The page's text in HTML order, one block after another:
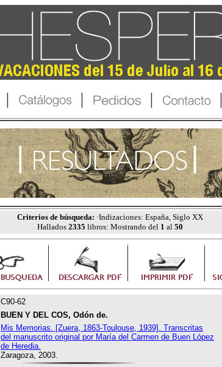
Criterios de búsqueda: ·Indizaciones: España, Siglo XX
Hallados 2335 libros: Mostrando del 1 al 50
C90-62
BUEN Y DEL COS, Odón de.
Mis Memorias. [Zuera, 1863-Toulouse, 1939]. Transcritas
del manuscrito original por María del Carmen de Buen López
de Heredia.
Zaragoza, 2003.